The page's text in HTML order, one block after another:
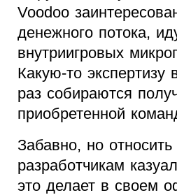
Voodoo
денежного потока,
внутриигровых
Какую-то экспертизу
раз собираются
приобретенной
Забавно, но
разработчикам
это делает в своем